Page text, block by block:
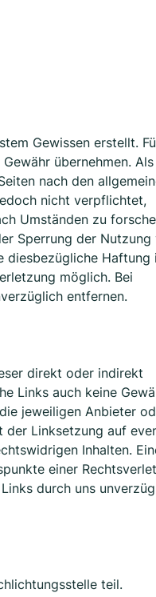
Gewissen erstellt.
übernehmen. Als
nach den
nicht verpflichtet,
Umständen zu
Sperrung der Nutzung
diesbezügliche Haftung
möglich. Bei
entfernen.
direkt oder indirekt
Links auch keine
jeweiligen Anbieter
Linksetzung auf
Inhalten.
einer
durch uns
teil.